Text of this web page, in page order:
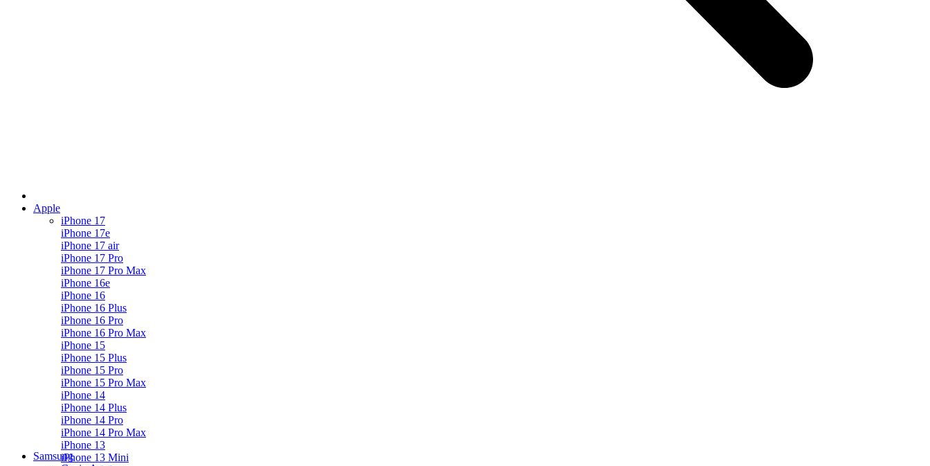
Apple
iPhone 17
iPhone 17e
iPhone 17 air
iPhone 17 Pro
iPhone 17 Pro Max
iPhone 16e
iPhone 16
iPhone 16 Plus
iPhone 16 Pro
iPhone 16 Pro Max
iPhone 15
iPhone 15 Plus
iPhone 15 Pro
iPhone 15 Pro Max
iPhone 14
iPhone 14 Plus
iPhone 14 Pro
iPhone 14 Pro Max
iPhone 13
iPhone 13 Mini
Samsung